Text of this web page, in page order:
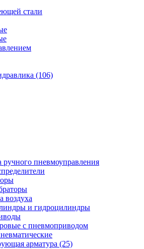
стали
(106)
ручного пневмоуправления
воздуха
и гидроцилиндры
с пневмоприводом
арматура (25)